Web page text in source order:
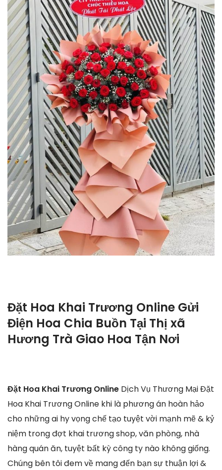
Đặt Hoa Khai Trương Online Gửi
Điện Hoa Chia Buồn Tại Thị xã
Hương Trà Giao Hoa Tận Nơi
Đặt Hoa Khai Trương Online Dịch Vụ Thương Mại Đặt
Hoa Khai Trương Online khi là phương án hoàn hảo
cho những ai hy vọng chế tạo tuyệt vời mạnh mẽ & kỷ
niệm trong đợt khai trương shop, văn phòng, nhà
hàng quán ăn, tuyệt bất kỳ công ty nào không giống.
Chúng bên tôi đem về mang đến bạn sự thuận lợi &